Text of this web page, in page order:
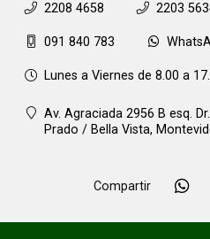
2208 4658
2203
091 840 783
Lunes a Viernes de 8.00 a
Av. Agraciada 2956 B esq.
Prado / Bella Vista,
Compartir